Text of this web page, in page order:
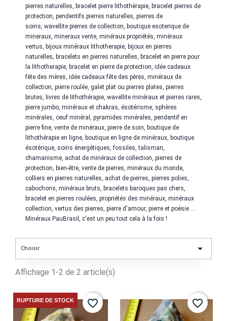
pierres naturelles, bracelet pierre lithothérapie, bracelet pierres de
protection, pendentifs pierres naturelles, pierres de
soins, wavellite pierres de collection, boutique esoterique de
mineraux, mineraux vente, minéraux propriétés, minéraux
vertus, bijoux minéraux lithotherapie, bijoux en pierres
naturelles, bracelets en pierres naturelles, bracelet en pierre pour
la lithotherapie, bracelet en pierre de protection, idée cadeaux
fête des mères, idée cadeaux fête des pères, minéraux de
collection, pierre roulée, galet plat ou pierres plates, pierres
brutes, livres de lithothérapie, wavellite minéraux et pierres rares,
pierre jumbo, minéraux et chakras, ésotérisme, sphères
minérales, oeuf minéral, pyramides minérales, pendentif en
pierre fine, vente de minéraux, pierre de soin, boutique de
lithothérapie en ligne, boutique en ligne de minéraux, boutique
ésotérique, soins énergétiques, fossiles, talisman,
chamanisme, achat de minéraux de collection, pierres de
protection, bien-être, vente de pierres, minéraux du monde,
colliers en pierres naturelles, achat de pierres, pierres polies,
cabochons, minéraux bruts, bracelets baroques pas chers,
bracelet en pierres roulées, propriétés des minéraux, minéraux
collection, vertus des pierres, pierre d'amour, pierre et poésie ...
Minéraux PauBrasil, c'est un peu tout cela à la fois !
Choisir 
Affichage 1-2 de 2 article(s)
RUPTURE DE STOCK favorite_border favorite_border